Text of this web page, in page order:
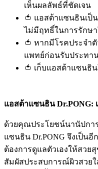
เห็นผลลัพธ์ที่ชัดเจน
🍅 แอสต้าแซนธินเป็
ไม่มีฤทธิ์ในการรักษ
🍅 หากมีโรคประจำ
แพทย์ก่อนรับประทา
🍅 เก็บแอสต้าแซนธิ
แอสต้าแซนธิน Dr.PONG:
ด้วยคุณประโยชน์นานัปกา
แซนธิน Dr.PONG จึงเป็น
ต้องการดูแลตัวเองให้สว
สัมผัสประสบการณ์ผิวสวยใ